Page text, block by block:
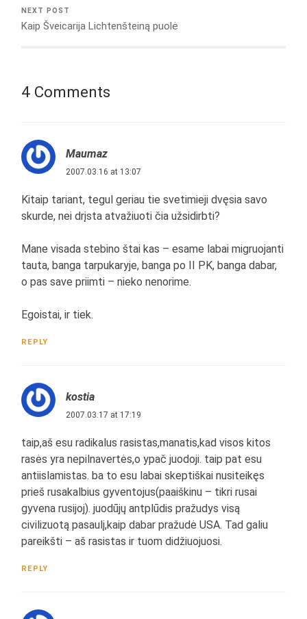
NEXT POST
Kaip Šveicarija Lichtenšteiną puolė
4 Comments
Maumaz
2007.03.16 at 13:07
Kitaip tariant, tegul geriau tie svetimieji dvęsia savo
skurde, nei drįsta atvažiuoti čia užsidirbti?
Mane visada stebino štai kas – esame labai migruojanti
tauta, banga tarpukaryje, banga po II PK, banga dabar,
o pas save priimti – nieko nenorime.
Egoistai, ir tiek.
REPLY
kostia
2007.03.17 at 17:19
taip,aš esu radikalus rasistas,manatis,kad visos kitos
rasės yra nepilnavertės,o ypač juodoji. taip pat esu
antiislamistas. ba to esu labai skeptiškai nusiteikęs
prieš rusakalbius gyventojus(paaiškinu – tikri rusai
gyvena rusijoj). juodūjų antplūdis pražudys visą
civilizuotą pasaulį,kaip dabar pražudė USA. Tad galiu
pareikšti – aš rasistas ir tuom didžiuojuosi.
REPLY